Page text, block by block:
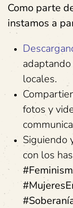
Como parte
instamos a
locales.
fotos y
Siguiendo
con los